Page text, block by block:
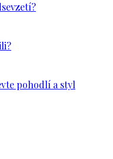
pohodlí a styl